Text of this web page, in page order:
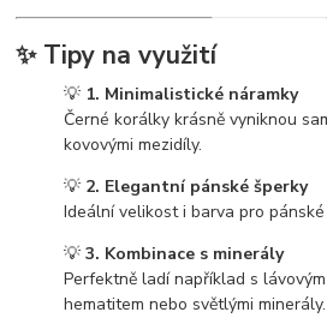
✨ Tipy na využití
💡 1. Minimalistické náramky
Černé korálky krásně vyniknou
kovovými mezidíly.
💡 2. Elegantní pánské šperky
Ideální velikost i barva pro
💡3. Kombinace s minerály
Perfektně ladí například s
hematitem nebo světlými minerály.